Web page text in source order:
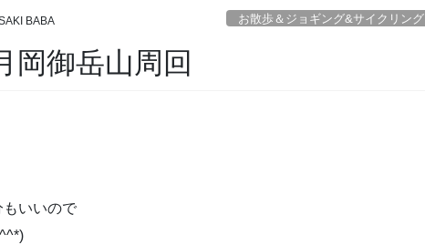
BABA お散歩＆ジョギング&サイクリング
岡御岳山周回
いいので